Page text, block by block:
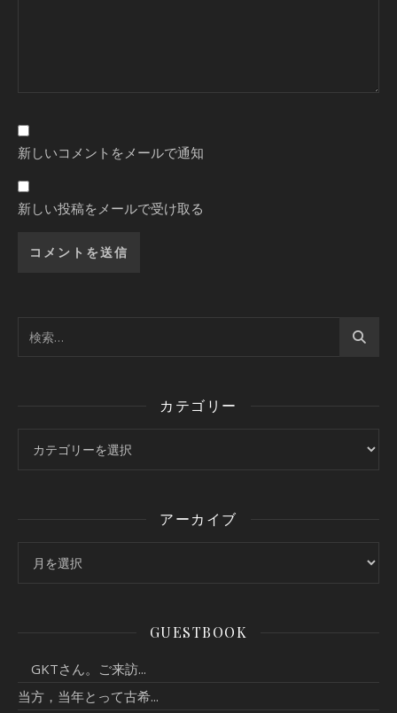
新しいコメントをメールで通知
新しい投稿をメールで受け取る
カテゴリー
アーカイブ
GUESTBOOK
GKTさん。ご来訪...
当方，当年とって古希...